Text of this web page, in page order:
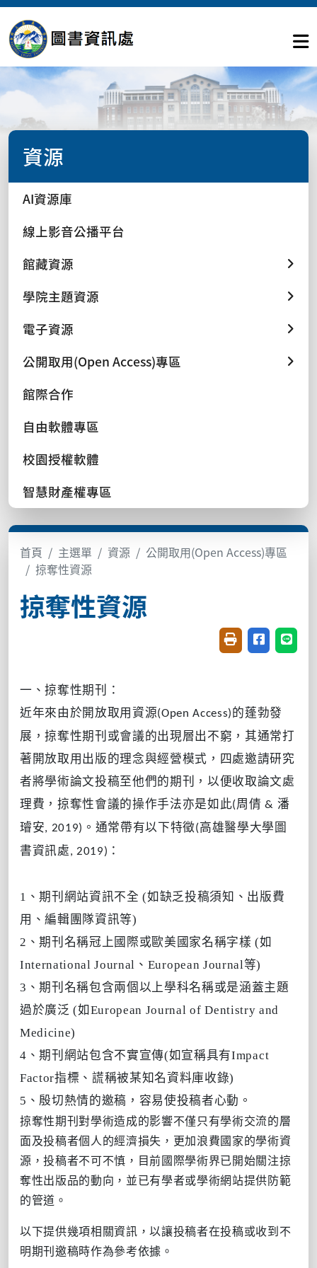
資源
AI資源庫
線上影音公播平台
館藏資源
學院主題資源
電子資源
公開取用(Open Access)專區
館際合作
自由軟體專區
校園授權軟體
智慧財產權專區
首頁 主選單 資源
公開取用(Open Access)專區
掠奪性資源
掠奪性資源
友善列印(開新視
分享至臉書
分享
一、掠奪性期刊：
近年來由於開放取用資源(Open Access)的蓬勃發
展，掠奪性期刊或會議的出現層出不窮，其通常打
著開放取用出版的理念與經營模式，四處邀請研究
者將學術論文投稿至他們的期刊，以便收取論文處
理費，掠奪性會議的操作手法亦是如此(周倩 & 潘
璿安, 2019) 。通常帶有以下特徵(高雄醫學大學圖
書資訊處, 2019) ：
1、期刊網站資訊不全 (如缺乏投稿須知、出版費
用、編輯團隊資訊等)
2、期刊名稱冠上國際或歐美國家名稱字樣 (如
International Journal 、 European Journal 等)
3、期刊名稱包含兩個以上學科名稱或是涵蓋主題
過於廣泛 (如 European Journal of Dentistry and
Medicine)
4、期刊網站包含不實宣傳(如宣稱具有Impact
Factor指標、謊稱被某知名資料庫收錄)
5、殷切熱情的邀稿，容易使投稿者心動。
掠奪性期刊對學術造成的影響不僅只有學術交流的層
面及投稿者個人的經濟損失，更加浪費國家的學術資
源，投稿者不可不慎，目前國際學術界已開始關注掠
奪性出版品的動向，並已有學者或學術網站提供防範
的管道。
以下提供幾項相關資訊，以讓投稿者在投稿或收到不
明期刊邀稿時作為參考依據。